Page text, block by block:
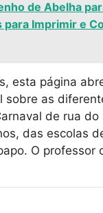
de Abelha
para Imprimir e
esta página
sobre as
de rua do
das escolas
O professor